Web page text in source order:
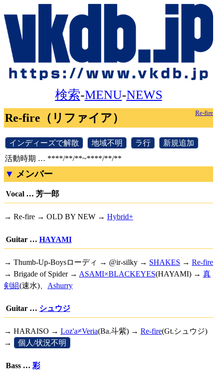
検索-MENU-NEWS
Re-fire
Re-fire（リファイア）
インディーズで解散 地域不明 ラ行 新規追加
活動時期 … ****/**/**~****/**/**
メンバー
Vocal … 芳一郎
→ Re-fire → OLD BY NEW → Hybrid+
Guitar … HAYAMI
→ Thumb-Up-Boysローディ → @ir-silky → SHAKES → Re-fire
→ Brigade of Spider → ASAMI×BLACKEYES(HAYAMI) → 真
剣組(速水)、 Ashurry
Guitar … シュウジ
→ HARAISO → Loz'a≠Veria(Ba.斗紫) → Re-fire(Gt.シュウジ)
→
個人/状況不明
Bass … 彩